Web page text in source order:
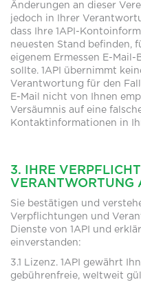
Änderungen an dieser
jedoch in Ihrer
dass Ihre 1API-
neuesten Stand befinden,
eigenem Ermessen E-
sollte. 1API übernimmt
Verantwortung für den
E-Mail nicht von Ihnen
Versäumnis auf eine
Kontaktinformationen in
3. IHRE
VERANTWORTUNG
Sie bestätigen und
Verpflichtungen und
Dienste von 1API und
einverstanden:
3.1 Lizenz. 1API gewährt
gebührenfreie, weltweit